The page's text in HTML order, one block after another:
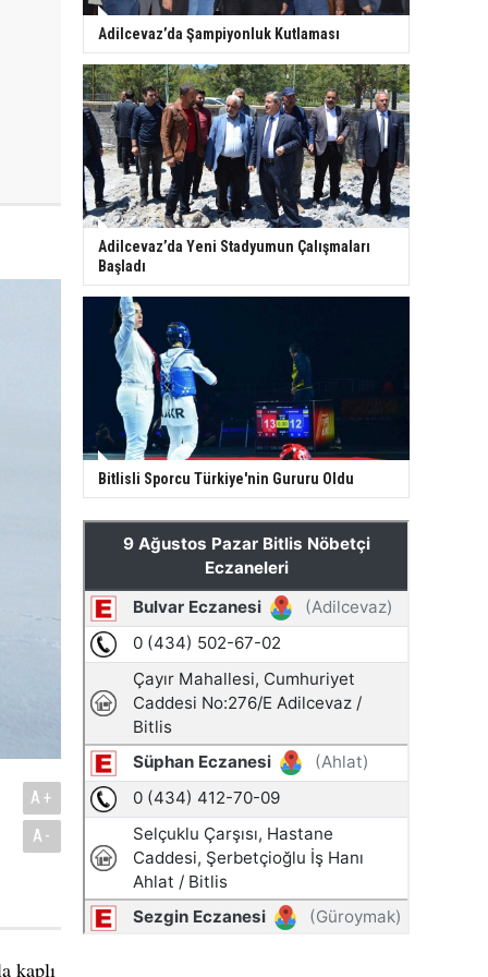
A+
A-
kaplı
Adilcevaz’da Şampiyonluk Kutlaması
Adilcevaz’da Yeni Stadyumun Çalışmaları
Başladı
Bitlisli Sporcu Türkiye'nin Gururu Oldu